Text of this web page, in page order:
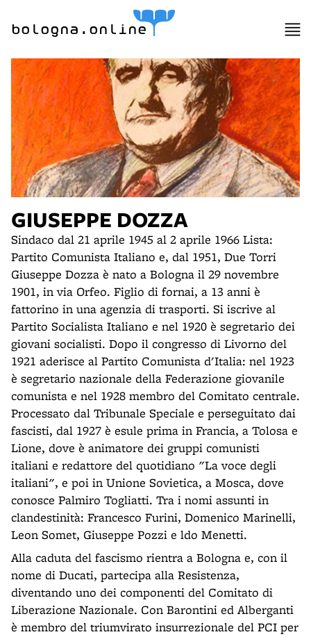
bologna.online
GIUSEPPE DOZZA
Sindaco dal 21 aprile 1945 al 2 aprile 1966 Lista:
Partito Comunista Italiano e, dal 1951, Due Torri
Giuseppe Dozza è nato a Bologna il 29 novembre
1901, in via Orfeo. Figlio di fornai, a 13 anni è
fattorino in una agenzia di trasporti. Si iscrive al
Partito Socialista Italiano e nel 1920 è segretario dei
giovani socialisti. Dopo il congresso di Livorno del
1921 aderisce al Partito Comunista d'Italia: nel 1923
è segretario nazionale della Federazione giovanile
comunista e nel 1928 membro del Comitato centrale.
Processato dal Tribunale Speciale e perseguitato dai
fascisti, dal 1927 è esule prima in Francia, a Tolosa e
Lione, dove è animatore dei gruppi comunisti
italiani e redattore del quotidiano "La voce degli
italiani", e poi in Unione Sovietica, a Mosca, dove
conosce Palmiro Togliatti. Tra i nomi assunti in
clandestinità: Francesco Furini, Domenico Marinelli,
Leon Somet, Giuseppe Pozzi e ldo Menetti.
Alla caduta del fascismo rientra a Bologna e, con il
nome di Ducati, partecipa alla Resistenza,
diventando uno dei componenti del Comitato di
Liberazione Nazionale. Con Barontini ed Alberganti
è membro del triumvirato insurrezionale del PCI per